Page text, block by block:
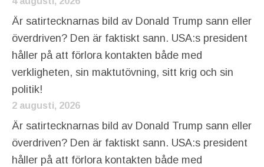
Är satirtecknarnas bild av Donald Trump sann eller
överdriven? Den är faktiskt sann. USA:s president
håller på att förlora kontakten både med
verkligheten, sin maktutövning, sitt krig och sin
politik!
2 augusti, 2026
Är satirtecknarnas bild av Donald Trump sann eller
överdriven? Den är faktiskt sann. USA:s president
håller på att förlora kontakten både med